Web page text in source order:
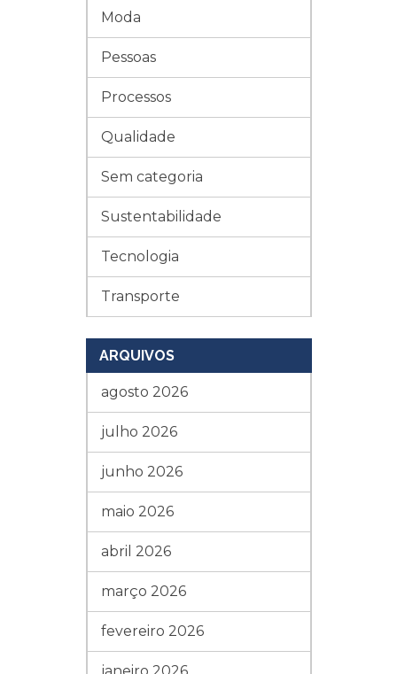
Moda
Pessoas
Processos
Qualidade
Sem categoria
Sustentabilidade
Tecnologia
Transporte
ARQUIVOS
agosto 2026
julho 2026
junho 2026
maio 2026
abril 2026
março 2026
fevereiro 2026